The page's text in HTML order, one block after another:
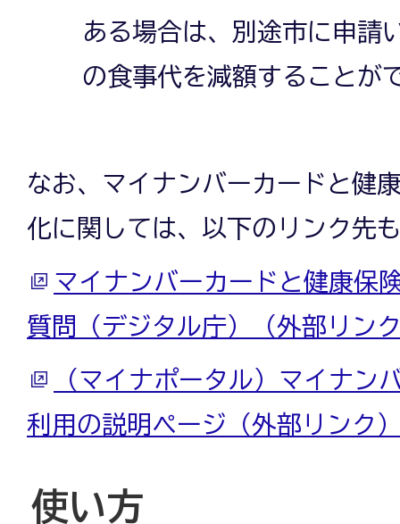
ある場合は、別途市に申請
の食事代を減額することが
なお、マイナンバーカードと健
化に関しては、以下のリンク先
マイナンバーカードと健康保
質問（デジタル庁）（外部リン
（マイナポータル）マイナン
利用の説明ページ（外部リンク
使い方